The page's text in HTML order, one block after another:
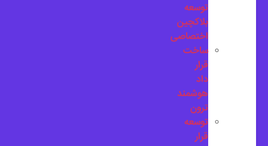
توسعه
بلاکچین
اختصاصی
ساخت
قرار
داد
هوشمند
ترون
توسعه
قرار